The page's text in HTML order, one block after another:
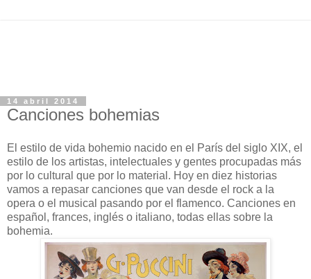
14 abril 2014
Canciones bohemias
El estilo de vida bohemio nacido en el París del siglo XIX, el
estilo de los artistas, intelectuales y gentes procupadas más
por lo cultural que por lo material. Hoy en diez historias
vamos a repasar canciones que van desde el rock a la
opera o el musical pasando por el flamenco. Canciones en
español, frances, inglés o italiano, todas ellas sobre la
bohemia.